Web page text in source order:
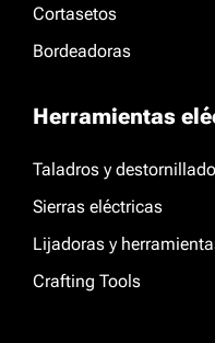
Cortasetos
Bordeadoras
Herramientas
Taladros y
Sierras eléctricas
Lijadoras y
Crafting Tools